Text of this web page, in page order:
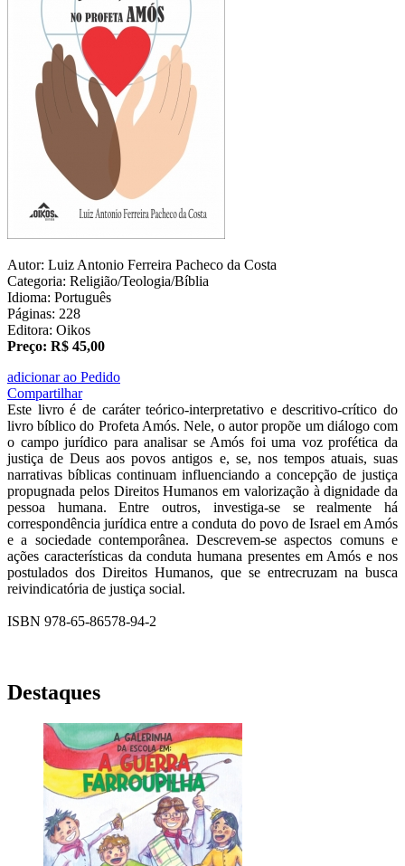
Autor: Luiz Antonio Ferreira Pacheco da Costa
Categoria: Religião/Teologia/Bíblia
Idioma: Português
Páginas: 228
Editora: Oikos
Preço: R$ 45,00
adicionar ao Pedido
Compartilhar
Este livro é de caráter teórico-interpretativo e descritivo-crítico do
livro bíblico do Profeta Amós. Nele, o autor propõe um diálogo com
o campo jurídico para analisar se Amós foi uma voz profética da
justiça de Deus aos povos antigos e, se, nos tempos atuais, suas
narrativas bíblicas continuam influenciando a concepção de justiça
propugnada pelos Direitos Humanos em valorização à dignidade da
pessoa humana. Entre outros, investiga-se se realmente há
correspondência jurídica entre a conduta do povo de Israel em Amós
e a sociedade contemporânea. Descrevem-se aspectos comuns e
ações características da conduta humana presentes em Amós e nos
postulados dos Direitos Humanos, que se entrecruzam na busca
reivindicatória de justiça social.
ISBN 978-65-86578-94-2
Destaques